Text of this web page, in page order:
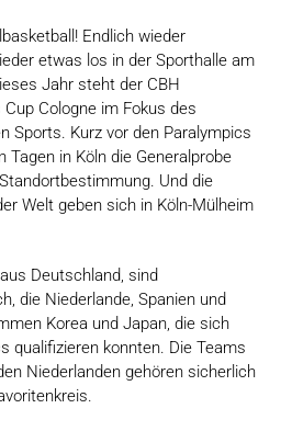
Endlich wieder
etwas los in der Sporthalle am
Jahr steht der CBH
Cologne im Fokus des
Sports. Kurz vor den Paralympics
Tagen in Köln die Generalprobe
Und die
Welt geben sich in Köln-Mülheim
Deutschland, sind
die Niederlande, Spanien und
Korea und Japan, die sich
qualifizieren konnten. Die Teams
Niederlanden gehören sicherlich